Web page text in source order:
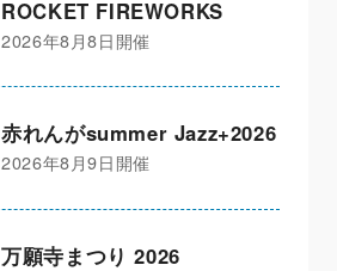
ROCKET FIREWORKS
2026年8月8日開催
赤れんがsummer Jazz+2026
2026年8月9日開催
万願寺まつり 2026